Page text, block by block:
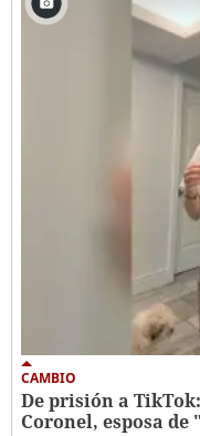
CAMBIO
De prisión a
Coronel, esposa de